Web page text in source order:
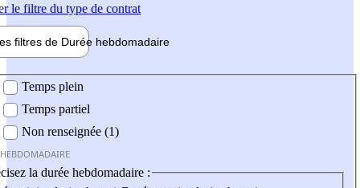
le filtre du type de contrat
filtres de Durée hebdomadaire
Temps plein
Temps partiel
Non renseignée (1)
la durée hebdomadaire :